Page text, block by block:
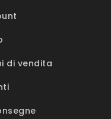
di vendita